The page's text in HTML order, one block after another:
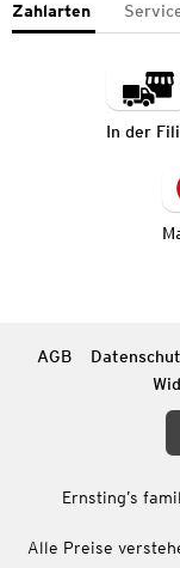
Zahlarten
In der
AGB
Ernsting’s
Alle Preise